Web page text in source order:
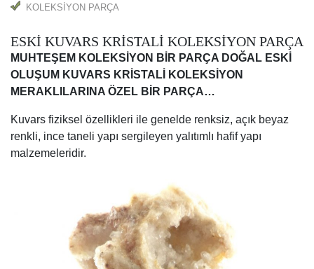
KOLEKSİYON PARÇA
ESKİ KUVARS KRİSTALİ KOLEKSİYON PARÇA
MUHTEŞEM KOLEKSİYON BİR PARÇA DOĞAL ESKİ
OLUŞUM KUVARS KRİSTALİ KOLEKSİYON
MERAKLILARINA ÖZEL BİR PARÇA…
Kuvars fiziksel özellikleri ile genelde renksiz, açık beyaz
renkli, ince taneli yapı sergileyen yalıtımlı hafif yapı
malzemeleridir.